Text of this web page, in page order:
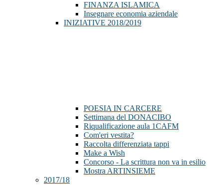
FINANZA ISLAMICA
Insegnare economia aziendale
INIZIATIVE 2018/2019
POESIA IN CARCERE
Settimana del DONACIBO
Riqualificazione aula 1CAFM
Com'eri vestita?
Raccolta differenziata tappi
Make a Wish
Concorso - La scrittura non va in esilio
Mostra ARTINSIEME
2017/18